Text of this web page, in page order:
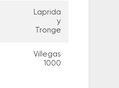
Laprida
y
Tronge
Villegas
1000